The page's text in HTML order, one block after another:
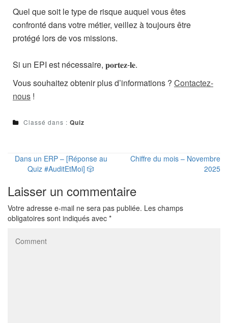
Quel que soit le type de risque auquel vous êtes
confronté dans votre métier, veillez à toujours être
protégé lors de vos missions.
Si un EPI est nécessaire, 𝐩𝐨𝐫𝐭𝐞𝐳-𝐥𝐞.
Vous souhaitez obtenir plus d’informations ? Contactez-
nous !
Classé dans : Quiz
Dans un ERP – [Réponse au
Quiz #AuditEtMoi] 🎲
Chiffre du mois – Novembre
2025
Laisser un commentaire
Votre adresse e-mail ne sera pas publiée. Les champs
obligatoires sont indiqués avec *